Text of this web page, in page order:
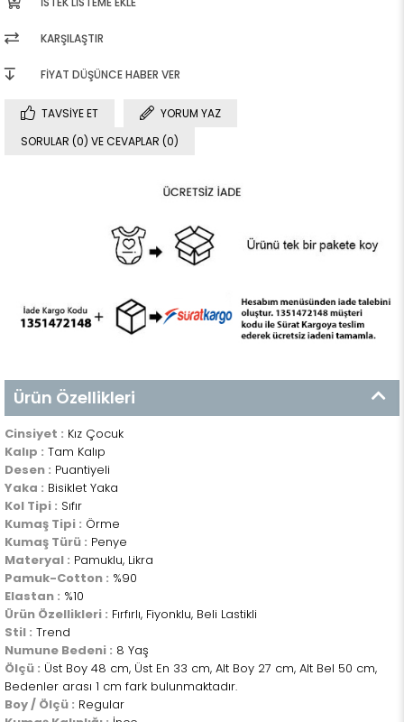
KARŞILAŞTIR
FIYAT DÜŞÜNCE HABER VER
TAVSIYE ET
YORUM YAZ
SORULAR (0) VE CEVAPLAR (0)
Ürün Özellikleri
Cinsiyet : Kız Çocuk
Kalıp : Tam Kalıp
Desen : Puantiyeli
Yaka : Bisiklet Yaka
Kol Tipi : Sıfır
Kumaş Tipi : Örme
Kumaş Türü : Penye
Materyal : Pamuklu, Likra
Pamuk-Cotton : %90
Elastan : %10
Ürün Özellikleri : Fırfırlı, Fiyonklu, Beli Lastikli
Stil : Trend
Numune Bedeni : 8 Yaş
Ölçü : Üst Boy 48 cm, Üst En 33 cm, Alt Boy 27 cm, Alt Bel 50 cm,
Bedenler arası 1 cm fark bulunmaktadır.
Boy / Ölçü : Regular